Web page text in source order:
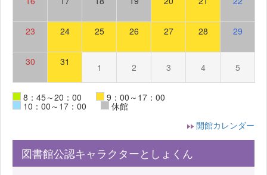
23 24 25 26 27 28 29
30 31 1 2 3 4 5
8：45～20：00 9：00～17：00
10：00～17：00
休館
開館カレンダー
図書館公認キャラクターとしょくん